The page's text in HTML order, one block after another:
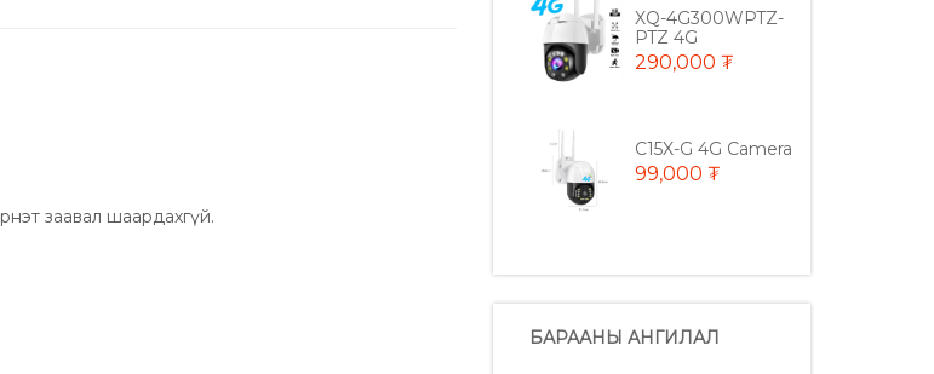
заавал шаардахгүй.
XQ-4G300WPTZ-
PTZ 4G
290,000 ₮
C15X-G 4G Camera
99,000 ₮
БАРААНЫ АНГИЛАЛ